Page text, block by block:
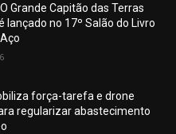
Grande Capitão das Terras
lançado no 17º Salão do Livro
força-tarefa e drone
regularizar abastecimento